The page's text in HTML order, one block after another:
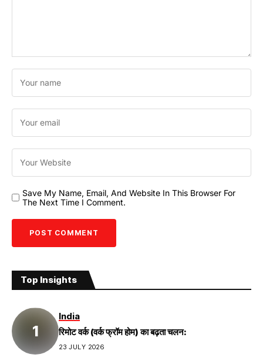
Save My Name, Email, And Website In This Browser For
The Next Time I Comment.
Top Insights
India
रिमोट वर्क (वर्क फ्रॉम होम) का बढ़ता चलन:
23 JULY 2026